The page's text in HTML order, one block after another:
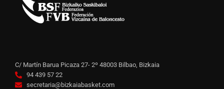
C/ Martín Barua Picaza 27- 2º 48003 Bilbao, Bizkaia
94 439 57 22
secretaria@bizkaiabasket.com